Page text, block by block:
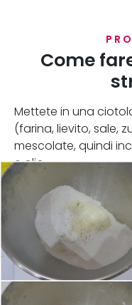
Come
Mettete in una
(farina, lievito, sale,
mescolate, quindi
e olio.